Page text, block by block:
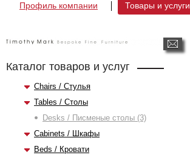
Профиль компании Товары и услуги
Каталог товаров и услуг
Chairs / Стулья
Tables / Столы
Desks / Писменые столы (3)
Cabinets / Шкафы
Beds / Кровати